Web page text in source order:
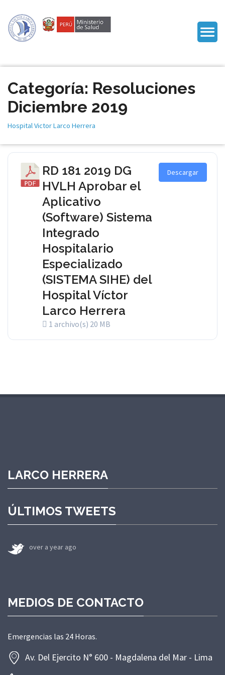
Categoría: Resoluciones
Diciembre 2019
Hospital Victor Larco Herrera
RD 181 2019 DG
HVLH Aprobar el
Aplicativo
(Software) Sistema
Integrado
Hospitalario
Especializado
(SISTEMA SIHE) del
Hospital Víctor
Larco Herrera
1 archivo(s) 20 MB
Descargar
LARCO HERRERA
ÚLTIMOS TWEETS
over a year ago
MEDIOS DE CONTACTO
Emergencias las 24 Horas.
Av. Del Ejercito N° 600 - Magdalena del Mar - Lima